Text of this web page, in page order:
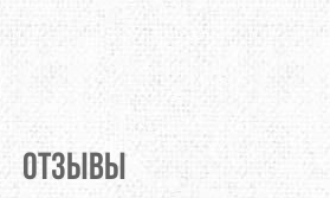
X-BIONIC
ZOJIRUSHI
ОТЗЫВЫ